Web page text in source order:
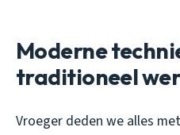
Moderne
traditioneel
Vroeger deden we alles